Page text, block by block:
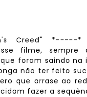
Creed" *-----*
filme, sempre
foram saindo na
não ter feito
que arrase ao
fazer a